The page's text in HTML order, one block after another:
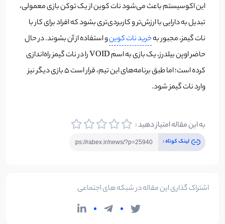
این اکوسیستم باعث می‌شود نات کوین از یک توکن بازی معمولی،
تبدیل به دارایی با ارزش‌تر و کاربردی‌تری بشود که افراد برای کار با
نات گیمز، مجبور بهخرید نات کوینو استفاده از آن بشوند. در حال
حاضر اوپن بیلدرز، یک بازی به اسم VOID را در نات گیمز راه‌اندازی
کرده است؛ اما طبق برنامه‌های این تیم، قرار است 5 بازی دیگر نیز
وارد نات گیمز شود.
به این مقاله امتیاز دهید :
لینک کوتاه :
اشتراک گذاری این مقاله در شبکه های اجتماعی